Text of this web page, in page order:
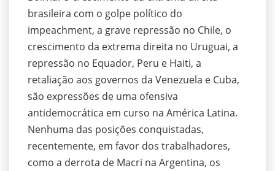
brasileira com o golpe político do
impeachment, a grave repressão no Chile, o
crescimento da extrema direita no Uruguai, a
repressão no Equador, Peru e Haiti, a
retaliação aos governos da Venezuela e Cuba,
são expressões de uma ofensiva
antidemocrática em curso na América Latina.
Nenhuma das posições conquistadas,
recentemente, em favor dos trabalhadores,
como a derrota de Macri na Argentina, os